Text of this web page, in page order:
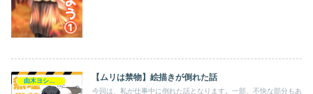
由木ヨシキの活動記録 【ムリは禁物】絵描きが倒れた話
今回は、私が仕事中に倒れた話となります。一部、不快な部分もあ